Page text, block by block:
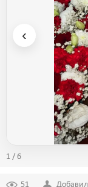
‹
1 / 6
51 Добавил